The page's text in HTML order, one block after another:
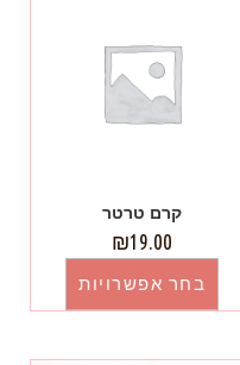
קרם טרטר
₪19.00
בחר אפשרויות